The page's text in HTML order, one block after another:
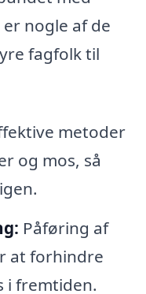
nogle af de
fagfolk til
metoder
og mos, så
Påføring af
at forhindre
i fremtiden.